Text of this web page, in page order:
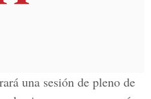
una sesión de pleno de